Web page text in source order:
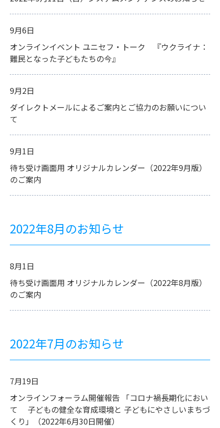
9月6日
オンラインイベント ユニセフ・トーク 『ウクライナ：
難民となった子どもたちの今』
9月2日
ダイレクトメールによるご案内とご協力のお願いについ
て
9月1日
待ち受け画面用 オリジナルカレンダー（2022年9月版）
のご案内
2022年8月のお知らせ
8月1日
待ち受け画面用 オリジナルカレンダー（2022年8月版）
のご案内
2022年7月のお知らせ
7月19日
オンラインフォーラム開催報告 「コロナ禍長期化におい
て 子どもの健全な育成環境と 子どもにやさしいまちづ
くり」（2022年6月30日開催）